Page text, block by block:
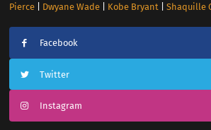
Pierce| Dwyane Wade| Kobe Bryant| Shaquille
Facebook
Twitter
Instagram